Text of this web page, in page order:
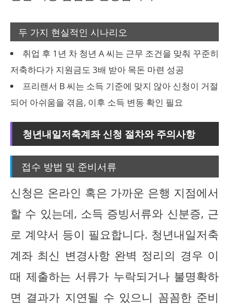
두 가지 현실적인 시나리오
취업 후 1년 차 청년 A 씨는 근무 조건을 맞춰 꾸준히
저축하다가 지원금도 3배 받아 목돈 마련 성공
프리랜서 B 씨는 소득 기준에 맞지 않아 신청이 거절
되어 아쉬움을 겪음, 이후 소득 변동 확인 필요
청년내일저축계좌 신청 절차와 주의사항
접수 방법 및 준비서류
신청은 온라인 혹은 가까운 은행 지점에서
할 수 있는데, 소득 증빙서류와 신분증, 근
로 계약서 등이 필요합니다. 청년내일저축
계좌 최신 변경사항 완벽 정리의 경우 이
때 제출하는 서류가 누락되거나 불명확하
면 결과가 지연될 수 있으니 꼼꼼한 준비